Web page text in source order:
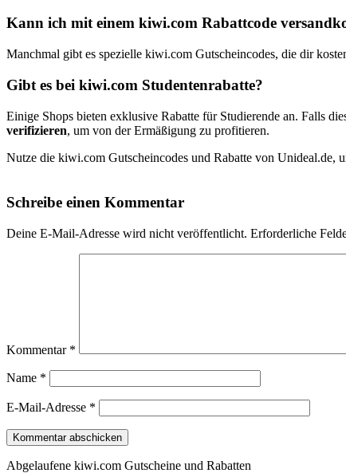
Kann ich mit einem kiwi.com Rabattcode
Manchmal gibt es spezielle kiwi.com Gutscheincodes, die dir
Gibt es bei kiwi.com Studentenrabatte?
Einige Shops bieten exklusive Rabatte für Studierende an. Falls
verifizieren, um von der Ermäßigung zu profitieren.
Nutze die kiwi.com Gutscheincodes und Rabatte von Unideal.de,
Schreibe einen Kommentar
Deine E-Mail-Adresse wird nicht veröffentlicht. Erforderliche
Kommentar *
Name *
E-Mail-Adresse *
Abgelaufene kiwi.com Gutscheine und Rabatten